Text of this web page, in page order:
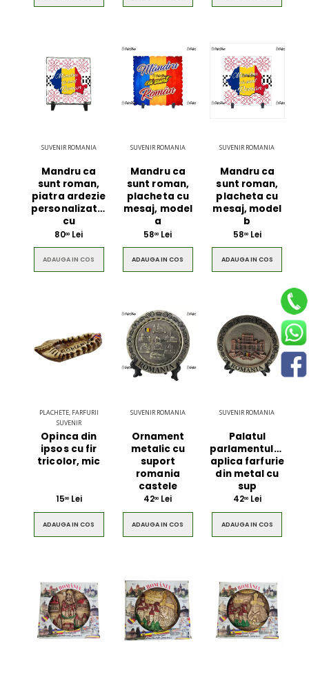
SUVENIR ROMANIA
Mandru ca
sunt roman,
piatra ardezie
personalizata,
cu
8000 Lei
ADAUGA IN COS
SUVENIR ROMANIA
Mandru ca
sunt roman,
placheta cu
mesaj, model
a
5800 Lei
ADAUGA IN COS
SUVENIR ROMANIA
Mandru ca
sunt roman,
placheta cu
mesaj, model
b
5800Lei
ADAUGA IN COS
PLACHETE, FARFURII
SUVENIR
Opinca din
ipsos cu fir
tricolor, mic
1500Lei
ADAUGA IN COS
SUVENIR ROMANIA
Ornament
metalic cu
suport
romania
castele
4200 Lei
ADAUGA IN COS
SUVENIR ROMANIA
Palatul
parlamentului,
aplica farfurie
din metal cu
sup
4200Lei
ADAUGA IN COS